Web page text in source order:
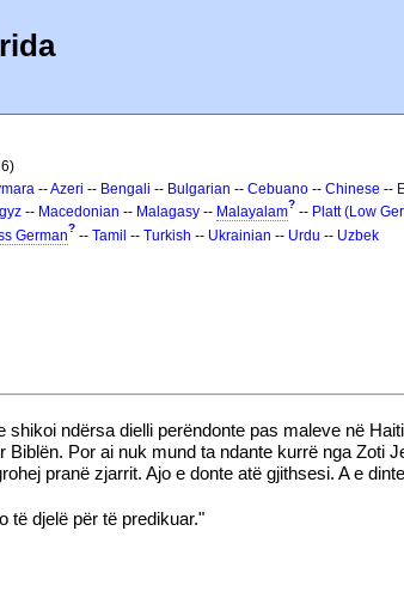
--Azeri -- Bengali -- Bulgarian -- Cebuano -- Chinese --
-- Macedonian -- Malagasy -- Malayalam? -- Platt (Low
German? -- Tamil -- Turkish -- Ukrainian -- Urdu -- Uzbek
ndërsa dielli perëndonte pas maleve në
Por ai nuk mund ta ndante kurrë nga
pranë zjarrit. Ajo e donte atë gjithsesi. A e
të djelë për të predikuar."